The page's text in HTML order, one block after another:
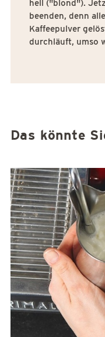
hell ("blond").
beenden, denn
Kaffeepulver
durchläuft, umso
Das könnte